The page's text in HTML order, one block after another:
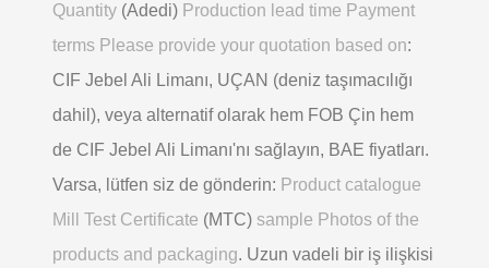
Quantity (Adedi) Production lead time Payment
terms Please provide your quotation based on:
CIF Jebel Ali Limanı, UÇAN (deniz taşımacılığı
dahil), veya alternatif olarak hem FOB Çin hem
de CIF Jebel Ali Limanı'nı sağlayın, BAE fiyatları.
Varsa, lütfen siz de gönderin: Product catalogue
Mill Test Certificate (MTC) sample Photos of the
products and packaging. Uzun vadeli bir iş ilişkisi